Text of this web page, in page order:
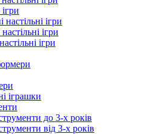
настільні ігри
ігри
ігри
іграшки
до 3-х років
від 3-х років